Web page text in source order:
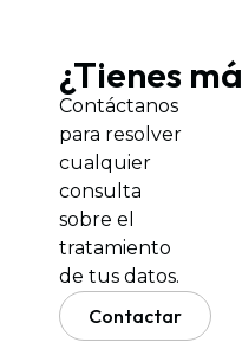
¿Tienes
Contáctanos
para resolver
cualquier
consulta
sobre el
tratamiento
de tus datos.
Contactar